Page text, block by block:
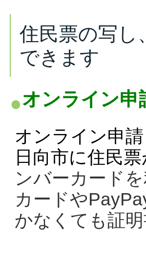
住民票の写し
できます
オンライン申
オンライン申
日向市に住民
ンバーカード
カードや
かなくても証